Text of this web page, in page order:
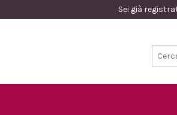
Sei già